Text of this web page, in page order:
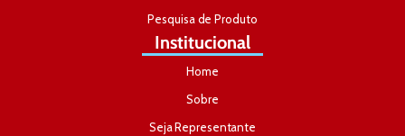
Pesquisa de Produto
Institucional
Home
Sobre
Seja Representante